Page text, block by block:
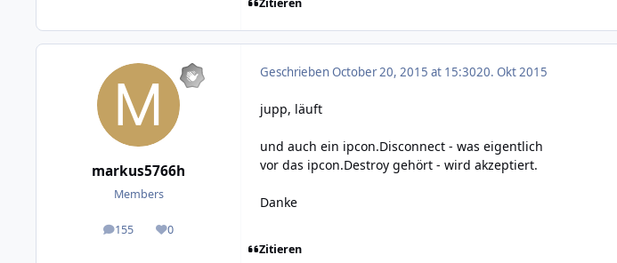
markus5766h
Members
155
posts 0
Reputation
GeschriebenOctober 20, 2015 at 15:3020. Okt 2015
jupp, läuft
und auch ein ipcon.Disconnect - was eigentlich
vor das ipcon.Destroy gehört - wird akzeptiert.
Danke
Zitieren